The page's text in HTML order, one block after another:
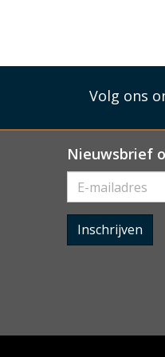
Volg ons
Nieuwsbrief
Inschrijven